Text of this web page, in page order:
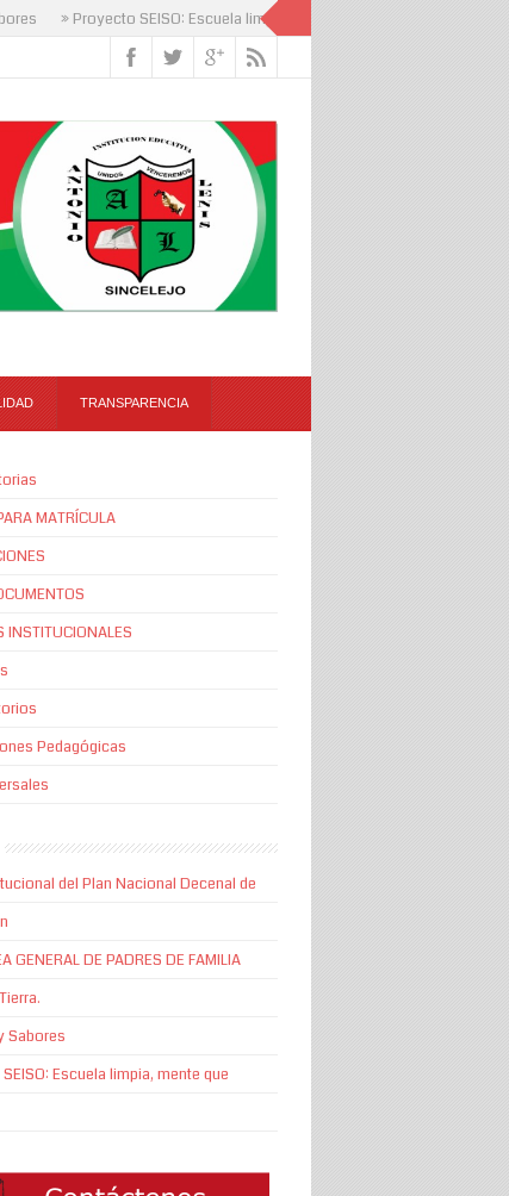
» Proyecto SEISO: Escuela limpia, mente que aprende
TRANSPARENCIA
MATRÍCULA
INSTITUCIONALES
Pedagógicas
del Plan Nacional Decenal de
GENERAL DE PADRES DE FAMILIA
Sabores
Escuela limpia, mente que